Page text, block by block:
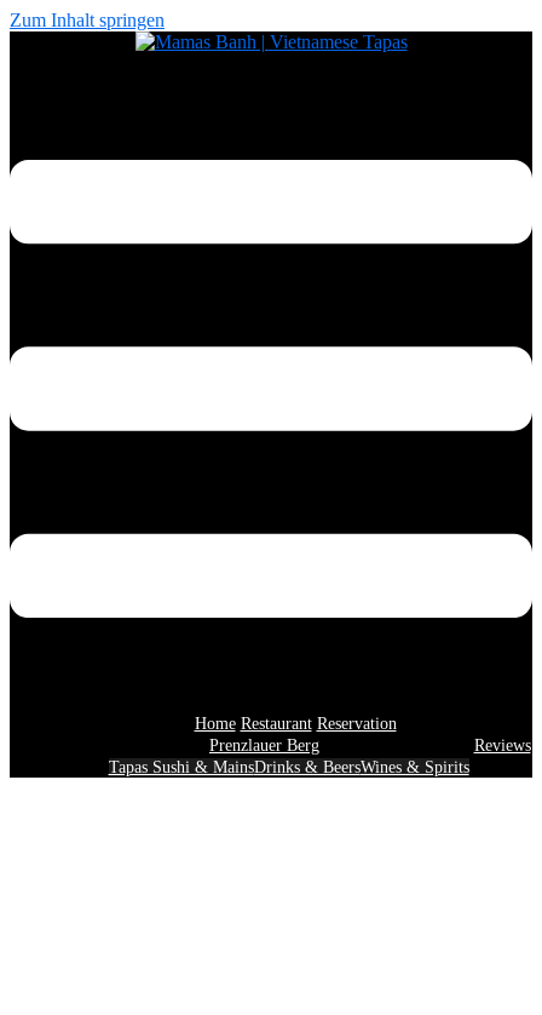
Zum Inhalt springen
Home Restaurant Reservation
Prenzlauer Berg
Tapas Sushi & MainsDrinks & BeersWines & Spirits
Reviews